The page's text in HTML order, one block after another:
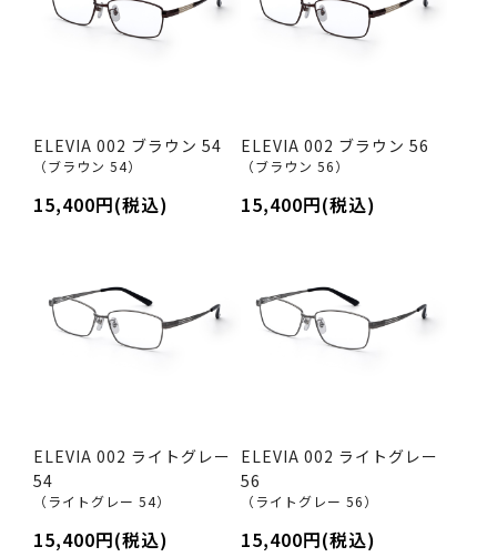
ELEVIA 002 ブラウン 54
（ブラウン 54）
15,400円(税込)
ELEVIA 002 ブラウン 56
（ブラウン 56）
15,400円(税込)
ELEVIA 002 ライトグレー
54
（ライトグレー 54）
15,400円(税込)
ELEVIA 002 ライトグレー
56
（ライトグレー 56）
15,400円(税込)